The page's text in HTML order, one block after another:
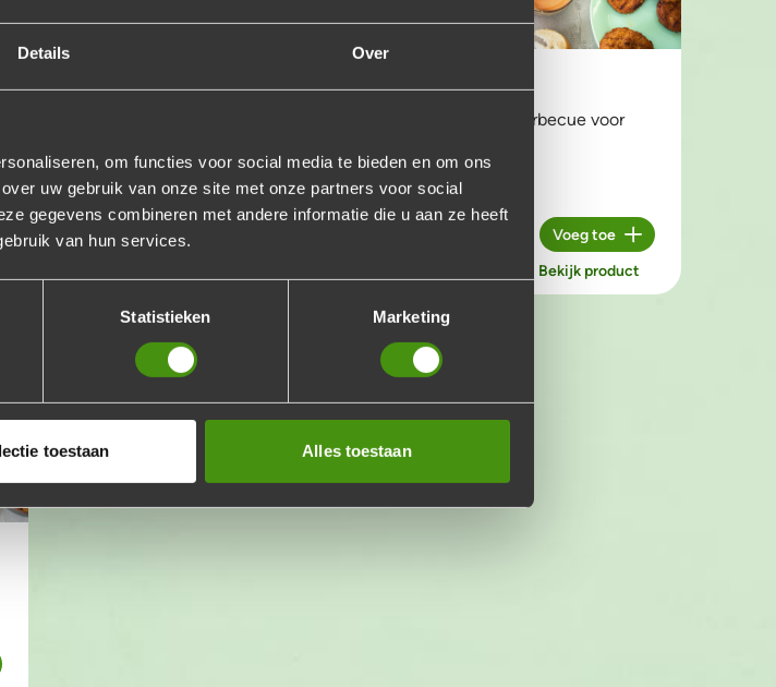
Details Over
om functies voor social media te bieden en om ons
uw gebruik van onze site met onze partners voor social
gegevens combineren met andere informatie die u aan ze heeft
van hun services.
Statistieken Marketing
toestaan Alles toestaan
Halal pakket
€22,95 p.p. Voeg toe
Kinder pakket
De lekkerste barbecue voor
Aantal
Voeg toe
Bekijk product